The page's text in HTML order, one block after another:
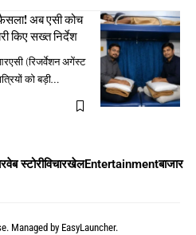
अब एसी कोच
किए सख्त निर्देश
(रिजर्वेशन अगेंस्ट
को बड़ी…
वेब स्टोरीविचारखेलEntertainmentबाजार
Managed by EasyLauncher.